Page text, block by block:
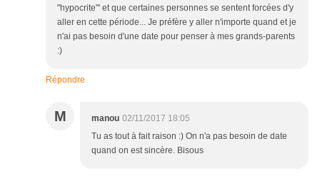
"hypocrite"' et que certaines personnes se sentent forcées d'y
aller en cette période... Je préfère y aller n'importe quand et je
n'ai pas besoin d'une date pour penser à mes grands-parents
:)
Répondre
M manou 02/11/2017 18:05
Tu as tout à fait raison :) On n'a pas besoin de date
quand on est sincère. Bisous